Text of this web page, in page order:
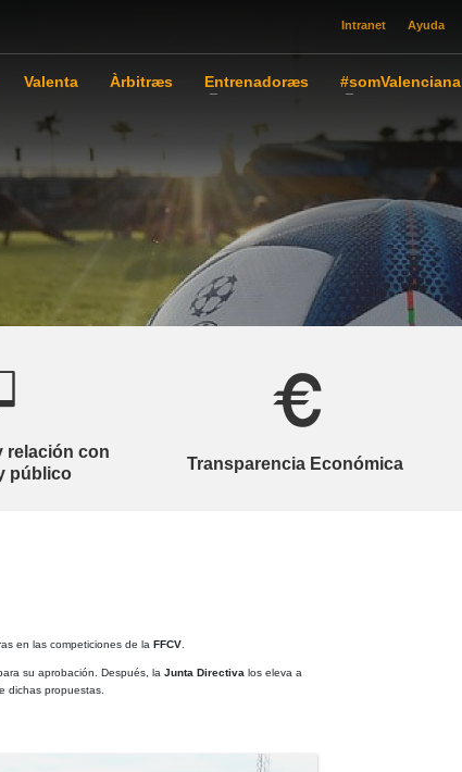
Intranet Ayuda
Valenta Àrbitræs Entrenadoræs #somValenciana
relación con
público
Transparencia Económica
en las competiciones de la FFCV.
su aprobación. Después, la Junta Directiva los eleva a
dichas propuestas.